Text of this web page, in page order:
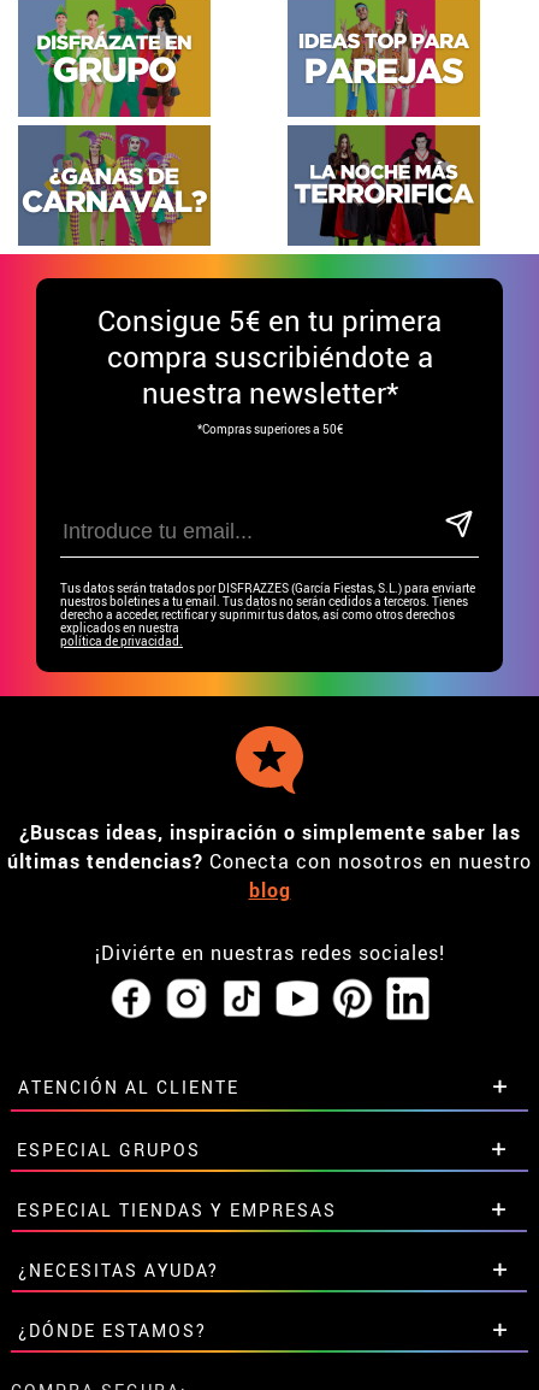
Consigue 5€ en tu primera
compra suscribiéndote a
nuestra newsletter*
*Compras superiores a 50€
Tus datos serán tratados por DISFRAZZES (García Fiestas, S.L.) para enviarte
nuestros boletines a tu email. Tus datos no serán cedidos a terceros. Tienes
derecho a acceder, rectificar y suprimir tus datos, así como otros derechos
explicados en nuestra
política de privacidad.
¿Buscas ideas, inspiración o simplemente saber las
últimas tendencias? Conecta con nosotros en nuestro
blog
¡Diviérte en nuestras redes sociales!
ATENCIÓN AL CLIENTE
• Horario tienda IBI
•Descuento estudiantes
• Sobre nosotros
• Condiciones de venta
• Aviso legal yPrivacidad
• Atencion al cliente
• Uso de Cookies
•Configuración de cookies
ESPECIAL GRUPOS
Descuentos especiales para grupos.
Contáctanos aquí
ESPECIAL TIENDAS Y EMPRESAS
Descuentos exclusivos para tiendas y empresas.
Contáctanos aquí
¿NECESITAS AYUDA?
Aún no he hecho mi pedido
Ya he realizado mi pedido
¿DÓNDE ESTAMOS?